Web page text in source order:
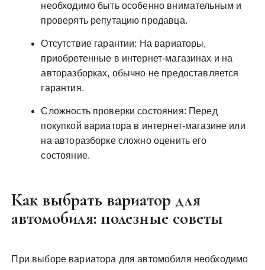
необходимо быть особенно внимательным и
проверять репутацию продавца.
Отсутствие гарантии: На вариаторы,
приобретенные в интернет-магазинах и на
авторазборках, обычно не предоставляется
гарантия.
Сложность проверки состояния: Перед
покупкой вариатора в интернет-магазине или
на авторазборке сложно оценить его
состояние.
Как выбрать вариатор для
автомобиля: полезные советы
При выборе вариатора для автомобиля необходимо